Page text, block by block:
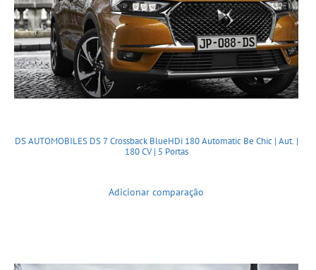
DS AUTOMOBILES DS 7 Crossback BlueHDi 180 Automatic Be Chic | Aut. |
180 CV | 5 Portas
Adicionar comparação